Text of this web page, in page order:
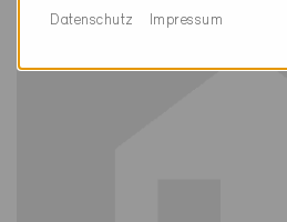
Datenschutz Impressum